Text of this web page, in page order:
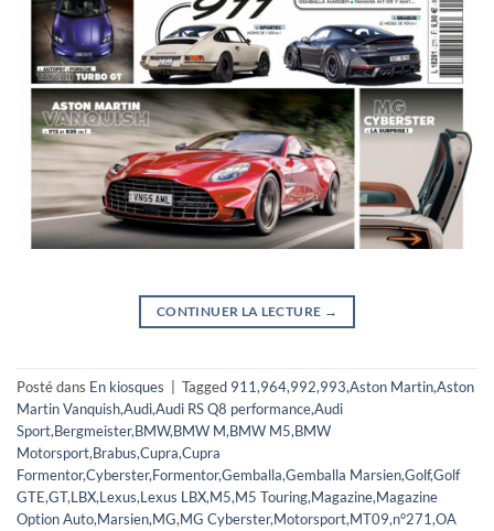
CONTINUER LA LECTURE →
Posté dans En kiosques Tagged 911,964,992,993,Aston Martin,Aston
Martin Vanquish,Audi,Audi RS Q8 performance,Audi
Sport,Bergmeister,BMW,BMW M,BMW M5,BMW
Motorsport,Brabus,Cupra,Cupra
Formentor,Cyberster,Formentor,Gemballa,Gemballa Marsien,Golf,Golf
GTE,GT,LBX,Lexus,Lexus LBX,M5,M5 Touring,Magazine,Magazine
Option Auto,Marsien,MG,MG Cyberster,Motorsport,MT09,n°271,OA